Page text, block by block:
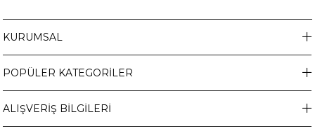
KURUMSAL
POPÜLER KATEGORİLER
ALIŞVERİŞ BİLGİLERİ